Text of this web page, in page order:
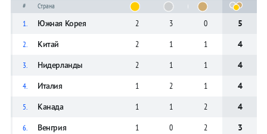
# Страна
1. Южная Корея 2 3 0 5
2. Китай 2 1 1 4
3. Нидерланды 2 1 1 4
4. Италия 1 2 1 4
5. Канада 1 1 2 4
6. Венгрия 1 0 2 3